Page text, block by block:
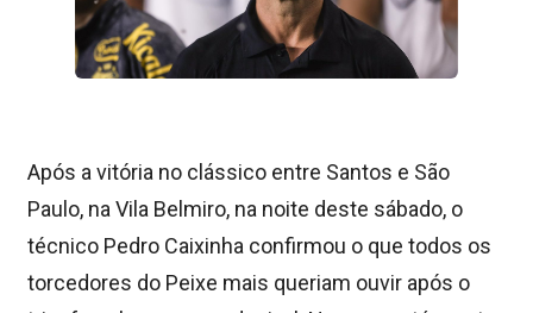
Após a vitória no clássico entre Santos e São
Paulo, na Vila Belmiro, na noite deste sábado, o
técnico Pedro Caixinha confirmou o que todos os
torcedores do Peixe mais queriam ouvir após o